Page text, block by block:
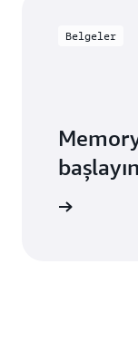
Belgeler
başlayın